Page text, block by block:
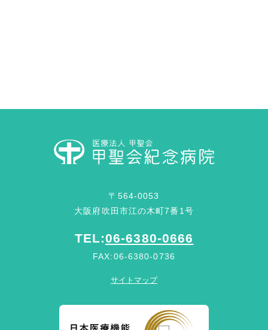
〒564-0053
大阪府吹田市江の木町7番1号
TEL:06-6380-0666
FAX:06-6380-0736
サイトマップ